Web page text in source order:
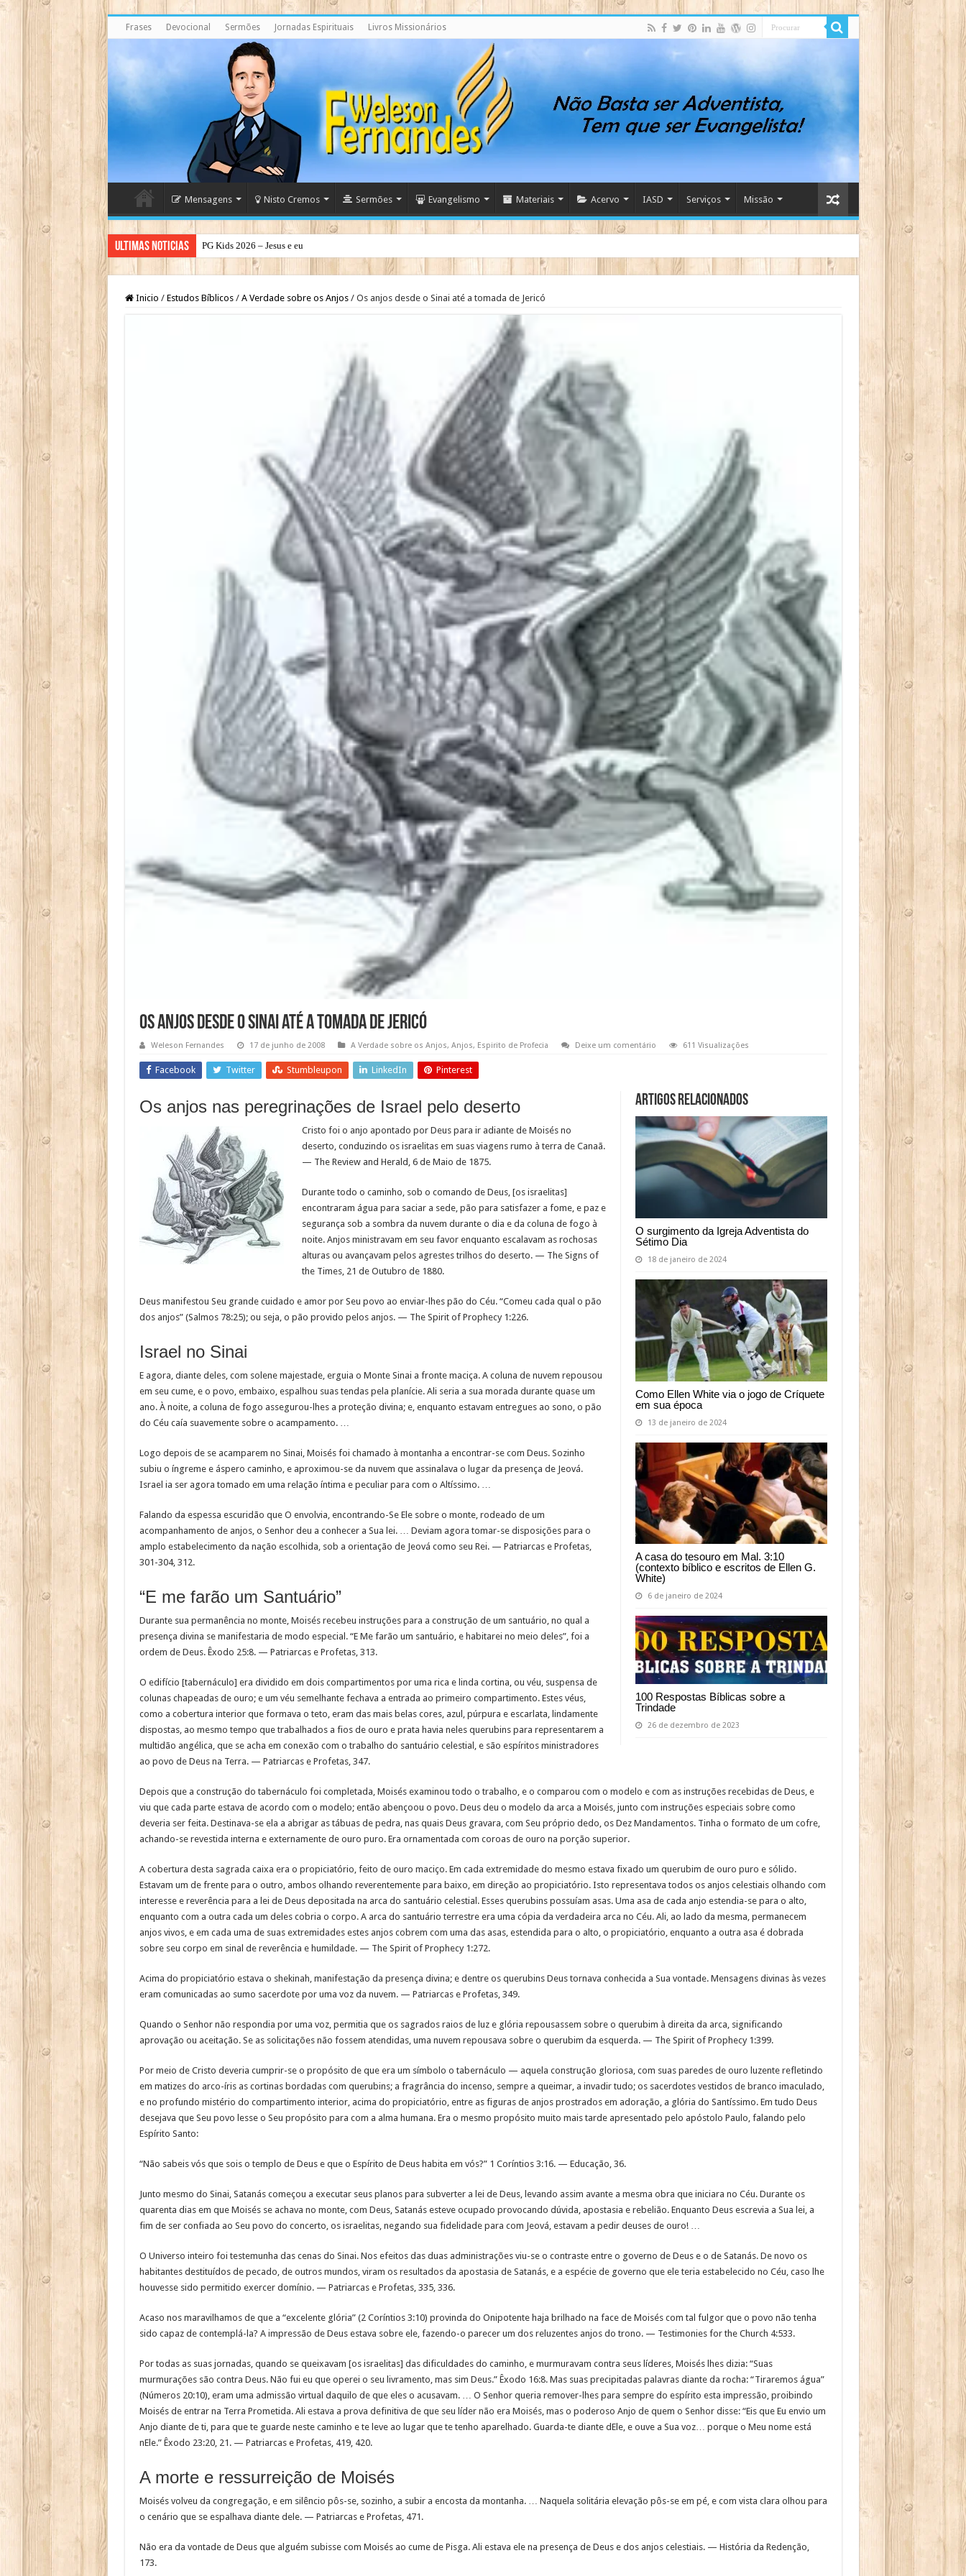
Frases Devocional Sermões Jornadas Espirituais Livros Missionários
Mensagens Nisto Cremos Sermões Evangelismo Materiais Acervo IASD Serviços Missão
Ultimas Noticias PG Kids 2026 – Jesus e eu
Inicio / Estudos Bíblicos / A Verdade sobre os Anjos / Os anjos desde o Sinai até a tomada de Jericó
Os anjos desde o Sinai até a tomada de Jericó
Weleson Fernandes 17 de junho de 2008 A Verdade sobre os Anjos, Anjos, Espirito de Profecia Deixe um comentário 611 Visualizações
Facebook Twitter Stumbleupon LinkedIn Pinterest
Artigos relacionados
O surgimento da Igreja Adventista do
Sétimo Dia
18 de janeiro de 2024
Como Ellen White via o jogo de Críquete
em sua época
13 de janeiro de 2024
A casa do tesouro em Mal. 3:10
(contexto bíblico e escritos de Ellen G.
White)
6 de janeiro de 2024
100 Respostas Bíblicas sobre a
Trindade
26 de dezembro de 2023
Os anjos nas peregrinações de Israel pelo deserto
Cristo foi o anjo apontado por Deus para ir adiante de Moisés no
deserto, conduzindo os israelitas em suas viagens rumo à terra de Canaã.
— The Review and Herald, 6 de Maio de 1875.
Durante todo o caminho, sob o comando de Deus, [os israelitas]
encontraram água para saciar a sede, pão para satisfazer a fome, e paz e
segurança sob a sombra da nuvem durante o dia e da coluna de fogo à
noite. Anjos ministravam em seu favor enquanto escalavam as rochosas
alturas ou avançavam pelos agrestes trilhos do deserto. — The Signs of
the Times, 21 de Outubro de 1880.
Deus manifestou Seu grande cuidado e amor por Seu povo ao enviar-lhes pão do Céu. “Comeu cada qual o pão
dos anjos” (Salmos 78:25); ou seja, o pão provido pelos anjos. — The Spirit of Prophecy 1:226.
Israel no Sinai
E agora, diante deles, com solene majestade, erguia o Monte Sinai a fronte maciça. A coluna de nuvem repousou
em seu cume, e o povo, embaixo, espalhou suas tendas pela planície. Ali seria a sua morada durante quase um
ano. À noite, a coluna de fogo assegurou-lhes a proteção divina; e, enquanto estavam entregues ao sono, o pão
do Céu caía suavemente sobre o acampamento. …
Logo depois de se acamparem no Sinai, Moisés foi chamado à montanha a encontrar-se com Deus. Sozinho
subiu o íngreme e áspero caminho, e aproximou-se da nuvem que assinalava o lugar da presença de Jeová.
Israel ia ser agora tomado em uma relação íntima e peculiar para com o Altíssimo. …
Falando da espessa escuridão que O envolvia, encontrando-Se Ele sobre o monte, rodeado de um
acompanhamento de anjos, o Senhor deu a conhecer a Sua lei. … Deviam agora tomar-se disposições para o
amplo estabelecimento da nação escolhida, sob a orientação de Jeová como seu Rei. — Patriarcas e Profetas,
301-304, 312.
“E me farão um Santuário”
Durante sua permanência no monte, Moisés recebeu instruções para a construção de um santuário, no qual a
presença divina se manifestaria de modo especial. “E Me farão um santuário, e habitarei no meio deles”, foi a
ordem de Deus. Êxodo 25:8. — Patriarcas e Profetas, 313.
O edifício [tabernáculo] era dividido em dois compartimentos por uma rica e linda cortina, ou véu, suspensa de
colunas chapeadas de ouro; e um véu semelhante fechava a entrada ao primeiro compartimento. Estes véus,
como a cobertura interior que formava o teto, eram das mais belas cores, azul, púrpura e escarlata, lindamente
dispostas, ao mesmo tempo que trabalhados a fios de ouro e prata havia neles querubins para representarem a
multidão angélica, que se acha em conexão com o trabalho do santuário celestial, e são espíritos ministradores
ao povo de Deus na Terra. — Patriarcas e Profetas, 347.
Depois que a construção do tabernáculo foi completada, Moisés examinou todo o trabalho, e o comparou com o modelo e com as instruções recebidas de Deus, e
viu que cada parte estava de acordo com o modelo; então abençoou o povo. Deus deu o modelo da arca a Moisés, junto com instruções especiais sobre como
deveria ser feita. Destinava-se ela a abrigar as tábuas de pedra, nas quais Deus gravara, com Seu próprio dedo, os Dez Mandamentos. Tinha o formato de um cofre,
achando-se revestida interna e externamente de ouro puro. Era ornamentada com coroas de ouro na porção superior.
A cobertura desta sagrada caixa era o propiciatório, feito de ouro maciço. Em cada extremidade do mesmo estava fixado um querubim de ouro puro e sólido.
Estavam um de frente para o outro, ambos olhando reverentemente para baixo, em direção ao propiciatório. Isto representava todos os anjos celestiais olhando com
interesse e reverência para a lei de Deus depositada na arca do santuário celestial. Esses querubins possuíam asas. Uma asa de cada anjo estendia-se para o alto,
enquanto com a outra cada um deles cobria o corpo. A arca do santuário terrestre era uma cópia da verdadeira arca no Céu. Ali, ao lado da mesma, permanecem
anjos vivos, e em cada uma de suas extremidades estes anjos cobrem com uma das asas, estendida para o alto, o propiciatório, enquanto a outra asa é dobrada
sobre seu corpo em sinal de reverência e humildade. — The Spirit of Prophecy 1:272.
Acima do propiciatório estava o shekinah, manifestação da presença divina; e dentre os querubins Deus tornava conhecida a Sua vontade. Mensagens divinas às vezes
eram comunicadas ao sumo sacerdote por uma voz da nuvem. — Patriarcas e Profetas, 349.
Quando o Senhor não respondia por uma voz, permitia que os sagrados raios de luz e glória repousassem sobre o querubim à direita da arca, significando
aprovação ou aceitação. Se as solicitações não fossem atendidas, uma nuvem repousava sobre o querubim da esquerda. — The Spirit of Prophecy 1:399.
Por meio de Cristo deveria cumprir-se o propósito de que era um símbolo o tabernáculo — aquela construção gloriosa, com suas paredes de ouro luzente refletindo
em matizes do arco-íris as cortinas bordadas com querubins; a fragrância do incenso, sempre a queimar, a invadir tudo; os sacerdotes vestidos de branco imaculado,
e no profundo mistério do compartimento interior, acima do propiciatório, entre as figuras de anjos prostrados em adoração, a glória do Santíssimo. Em tudo Deus
desejava que Seu povo lesse o Seu propósito para com a alma humana. Era o mesmo propósito muito mais tarde apresentado pelo apóstolo Paulo, falando pelo
Espírito Santo:
“Não sabeis vós que sois o templo de Deus e que o Espírito de Deus habita em vós?” 1 Coríntios 3:16. — Educação, 36.
Junto mesmo do Sinai, Satanás começou a executar seus planos para subverter a lei de Deus, levando assim avante a mesma obra que iniciara no Céu. Durante os
quarenta dias em que Moisés se achava no monte, com Deus, Satanás esteve ocupado provocando dúvida, apostasia e rebelião. Enquanto Deus escrevia a Sua lei, a
fim de ser confiada ao Seu povo do concerto, os israelitas, negando sua fidelidade para com Jeová, estavam a pedir deuses de ouro! …
O Universo inteiro foi testemunha das cenas do Sinai. Nos efeitos das duas administrações viu-se o contraste entre o governo de Deus e o de Satanás. De novo os
habitantes destituídos de pecado, de outros mundos, viram os resultados da apostasia de Satanás, e a espécie de governo que ele teria estabelecido no Céu, caso lhe
houvesse sido permitido exercer domínio. — Patriarcas e Profetas, 335, 336.
Acaso nos maravilhamos de que a “excelente glória” (2 Coríntios 3:10) provinda do Onipotente haja brilhado na face de Moisés com tal fulgor que o povo não tenha
sido capaz de contemplá-la? A impressão de Deus estava sobre ele, fazendo-o parecer um dos reluzentes anjos do trono. — Testimonies for the Church 4:533.
Por todas as suas jornadas, quando se queixavam [os israelitas] das dificuldades do caminho, e murmuravam contra seus líderes, Moisés lhes dizia: “Suas
murmurações são contra Deus. Não fui eu que operei o seu livramento, mas sim Deus.” Êxodo 16:8. Mas suas precipitadas palavras diante da rocha: “Tiraremos água”
(Números 20:10), eram uma admissão virtual daquilo de que eles o acusavam. … O Senhor queria remover-lhes para sempre do espírito esta impressão, proibindo
Moisés de entrar na Terra Prometida. Ali estava a prova definitiva de que seu líder não era Moisés, mas o poderoso Anjo de quem o Senhor disse: “Eis que Eu envio um
Anjo diante de ti, para que te guarde neste caminho e te leve ao lugar que te tenho aparelhado. Guarda-te diante dEle, e ouve a Sua voz… porque o Meu nome está
nEle.” Êxodo 23:20, 21. — Patriarcas e Profetas, 419, 420.
A morte e ressurreição de Moisés
Moisés volveu da congregação, e em silêncio pôs-se, sozinho, a subir a encosta da montanha. … Naquela solitária elevação pôs-se em pé, e com vista clara olhou para
o cenário que se espalhava diante dele. — Patriarcas e Profetas, 471.
Não era da vontade de Deus que alguém subisse com Moisés ao cume de Pisga. Ali estava ele na presença de Deus e dos anjos celestiais. — História da Redenção,
173.